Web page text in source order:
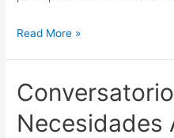
Comienzan
ANDAntes
Justicia
Read More »
Necesidades